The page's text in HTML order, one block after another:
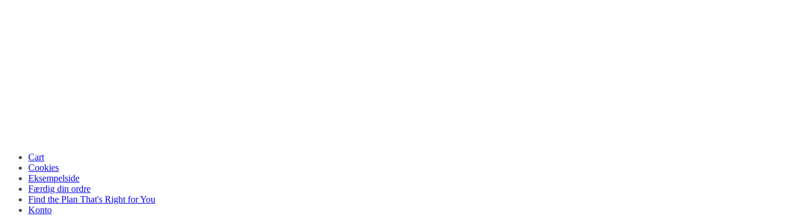
Cart
Cookies
Eksempelside
Færdig din ordre
Find the Plan That's Right for You
Konto